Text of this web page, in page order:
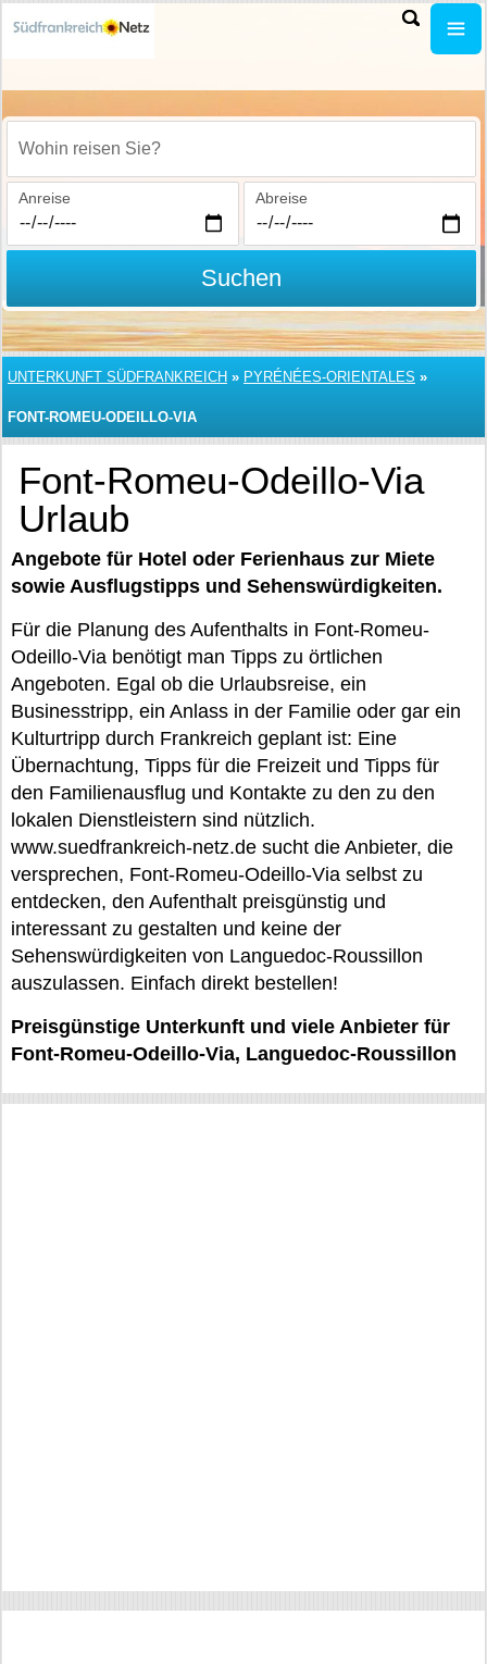
Wohin reisen Sie?
Anreise Abreise
Suchen
UNTERKUNFT SÜDFRANKREICH » PYRÉNÉES-ORIENTALES »
FONT-ROMEU-ODEILLO-VIA
Font-Romeu-Odeillo-Via
Urlaub
Angebote für Hotel oder Ferienhaus zur Miete
sowie Ausflugstipps und Sehenswürdigkeiten.
Für die Planung des Aufenthalts in Font-Romeu-
Odeillo-Via benötigt man Tipps zu örtlichen
Angeboten. Egal ob die Urlaubsreise, ein
Businesstripp, ein Anlass in der Familie oder gar ein
Kulturtripp durch Frankreich geplant ist: Eine
Übernachtung, Tipps für die Freizeit und Tipps für
den Familienausflug und Kontakte zu den zu den
lokalen Dienstleistern sind nützlich.
www.suedfrankreich-netz.de sucht die Anbieter, die
versprechen, Font-Romeu-Odeillo-Via selbst zu
entdecken, den Aufenthalt preisgünstig und
interessant zu gestalten und keine der
Sehenswürdigkeiten von Languedoc-Roussillon
auszulassen. Einfach direkt bestellen!
Preisgünstige Unterkunft und viele Anbieter für
Font-Romeu-Odeillo-Via, Languedoc-Roussillon